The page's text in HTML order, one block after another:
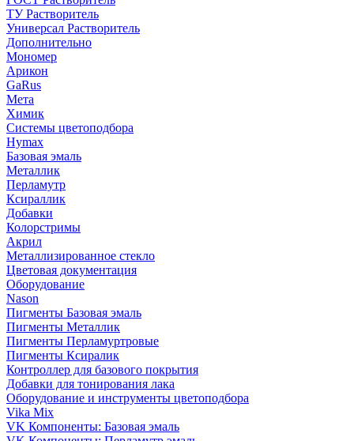
ТУ Растворитель
Универсал Растворитель
Дополнительно
Мономер
Арикон
GaRus
Мета
Химик
Системы цветоподбора
Hymax
Базовая эмаль
Металлик
Перламутр
Ксираллик
Добавки
Колорстримы
Акрил
Металлизированное стекло
Цветовая документация
Оборудование
Nason
Пигменты Базовая эмаль
Пигменты Металлик
Пигменты Перламуртровые
Пигменты Ксиралик
Контроллер для базового покрытия
Добавки для тонирования лака
Оборудование и инструменты цветоподбора
Vika Mix
VK Компоненты: Базовая эмаль